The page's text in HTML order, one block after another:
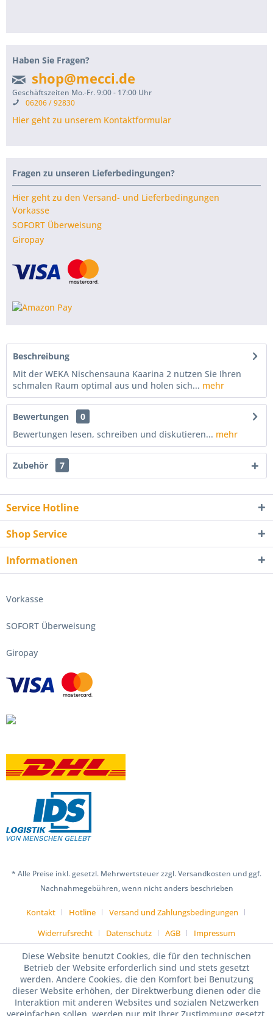
Haben Sie Fragen?
shop@mecci.de
Geschäftszeiten Mo.-Fr. 9:00 - 17:00 Uhr
06206 / 92830
Hier geht zu unserem Kontaktformular
Fragen zu unseren Lieferbedingungen?
Hier geht zu den Versand- und Lieferbedingungen
Vorkasse
SOFORT Überweisung
Giropay
Beschreibung
Mit der WEKA Nischensauna Kaarina 2 nutzen Sie Ihren
schmalen Raum optimal aus und holen sich... mehr
Bewertungen
0
Bewertungen lesen, schreiben und diskutieren... mehr
Zubehör 7
Service Hotline
Shop Service
Informationen
Vorkasse
SOFORT Überweisung
Giropay
* Alle Preise inkl. gesetzl. Mehrwertsteuer zzgl. Versandkosten und ggf.
Nachnahmegebühren, wenn nicht anders beschrieben
Kontakt Hotline
Versand und Zahlungsbedingungen
Widerrufsrecht
Datenschutz AGB Impressum
Diese Website benutzt Cookies, die für den technischen
Betrieb der Website erforderlich sind und stets gesetzt
werden. Andere Cookies, die den Komfort bei Benutzung
dieser Website erhöhen, der Direktwerbung dienen oder die
Interaktion mit anderen Websites und sozialen Netzwerken